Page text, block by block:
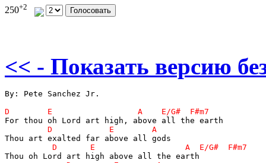
250+2
<< - Показать версию
By: Pete Sanchez Jr.